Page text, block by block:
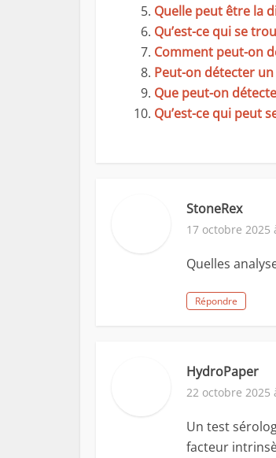
Quelle peut être la
Qu’est-ce qui se
Comment peut-on
Peut-on détecter
Que peut-on
Qu’est-ce qui peut
StoneRex
17 octobre 2025
Quelles
Répondre
HydroPaper
22 octobre 2025
Un test
facteur